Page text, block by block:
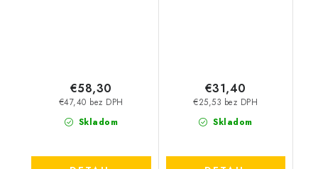
Skladom
€47,40 bez DPH
€58,30
Skladom
€25,53 bez DPH
€31,40